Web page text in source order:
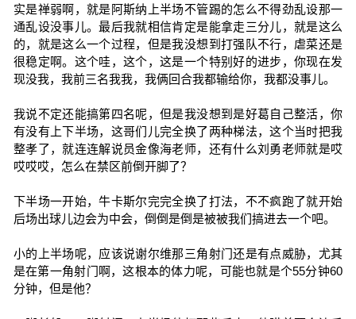
实是禅弱啊，就是阿斯纳上半场不管踢的怎么不得劲乱设那一
通乱设没事儿。最后我就相信肯定是能拿走三分儿，就是这么
的，就是这么一个过程，但是我没想到打强队不行，虐菜还是
很稳定啊。这个哇，这个，这是一个特别好的进步，你现在发
现没我，我前三名我我，我俩回合我都输给你，我都没事儿。
我说不定还能搞第四名呢，但是我没想到是好葛自己整活，你
有没有上下半场，这哥们儿完全换了两种梯法，这个当时把我
整孝了，就连连解说员金像海老师，还有什么刘勇老师就是哎
哎哎哎，怎么在禁区前倒开脚了？
下半场一开始，牛卡斯尔完完全换了打法，不不疯跑了就开始
后场出球儿边会为中会，倒倒是倒是被被我们搞进去一个吧。
小的上半场呢，应该说谢尔维那三角射门还是有点威胁，尤其
是在第一角射门啊，这根本的体力呢，可能也就是个55分钟60
分钟，但是他？